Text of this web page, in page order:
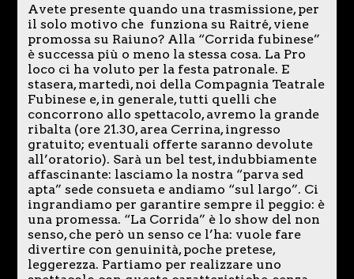
Avete presente quando una trasmissione, per
il solo motivo che funziona su Raitré, viene
promossa su Raiuno? Alla “Corrida fubinese”
è successa più o meno la stessa cosa. La Pro
loco ci ha voluto per la festa patronale. E
stasera, martedì, noi della Compagnia Teatrale
Fubinese e, in generale, tutti quelli che
concorrono allo spettacolo, avremo la grande
ribalta (ore 21.30, area Cerrina, ingresso
gratuito; eventuali offerte saranno devolute
all’oratorio). Sarà un bel test, indubbiamente
affascinante: lasciamo la nostra “parva sed
apta” sede consueta e andiamo “sul largo”. Ci
ingrandiamo per garantire sempre il peggio: è
una promessa. “La Corrida” è lo show del non
senso, che però un senso ce l’ha: vuole fare
divertire con genuinità, poche pretese,
leggerezza. Partiamo per realizzare uno